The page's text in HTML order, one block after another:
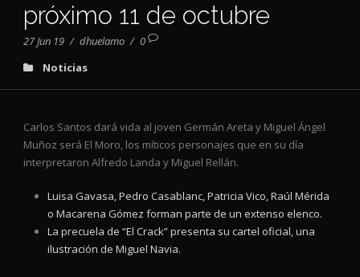
próximo 11 de octubre
27 Jun 19 / dhuelamo / 0
Noticias
Carlos Santos dará vida al joven Germán Areta y Miguel Ángel
Muñoz será El Moro, los míticos personajes que en su día
interpretaron Alfredo Landa y Miguel Rellán.
Luisa Gavasa, Pedro Casablanc, Patricia Vico, Raúl Mérida
o Macarena Gómez forman parte de un extenso elenco.
La precuela de “El Crack” presenta su cartel oficial, una
ilustración de Miguel Navia.